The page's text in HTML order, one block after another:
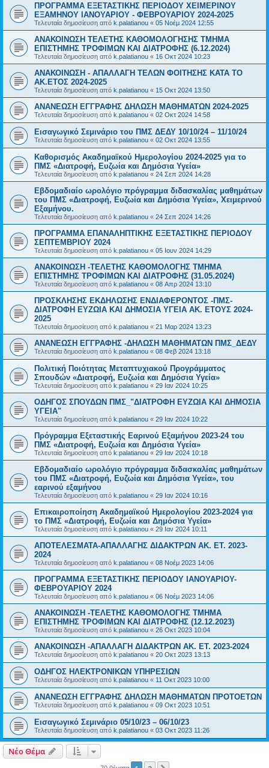
ΠΡΟΓΡΑΜΜΑ ΕΞΕΤΑΣΤΙΚΗΣ ΠΕΡΙΟΔΟΥ ΧΕΙΜΕΡΙΝΟΥ
ΕΞΑΜΗΝΟΥ ΙΑΝΟΥΑΡΙΟΥ - ΦΕΒΡΟΥΑΡΙΟΥ 2024-2025
Τελευταία δημοσίευση από k.palatianou « 05 Νοέμ 2024 12:55
ΑΝΑΚΟΙΝΩΣΗ ΤΕΛΕΤΗΣ ΚΑΘΟΜΟΛΟΓΗΣΗΣ ΤΜΗΜΑ
ΕΠΙΣΤΗΜΗΣ ΤΡΟΦΙΜΩΝ ΚΑΙ ΔΙΑΤΡΟΦΗΣ (6.12.2024)
Τελευταία δημοσίευση από k.palatianou « 16 Οκτ 2024 10:23
ΑΝΑΚΟΙΝΩΣΗ - ΑΠΑΛΛΑΓΗ ΤΕΛΩΝ ΦΟΙΤΗΣΗΣ ΚΑΤΑ ΤΟ
ΑΚ.ΕΤΟΣ 2024-2025
Τελευταία δημοσίευση από k.palatianou « 15 Οκτ 2024 13:50
ΑΝΑΝΕΩΣΗ ΕΓΓΡΑΦΗΣ ΔΗΛΩΣΗ ΜΑΘΗΜΑΤΩΝ 2024-2025
Τελευταία δημοσίευση από k.palatianou « 02 Οκτ 2024 14:58
Εισαγωγικό Σεμινάριο του ΠΜΣ ΔΕΔΥ 10/10/24 – 11/10/24
Τελευταία δημοσίευση από k.palatianou « 02 Οκτ 2024 13:55
Καθορισμός Ακαδημαϊκού Ημερολογίου 2024-2025 για το
ΠΜΣ «Διατροφή, Ευζωία και Δημόσια Υγεία»
Τελευταία δημοσίευση από k.palatianou « 24 Σεπ 2024 14:28
Εβδομαδιαίο ωρολόγιο πρόγραμμα διδασκαλίας μαθημάτων
του ΠΜΣ «Διατροφή, Ευζωία και Δημόσια Υγεία», Χειμερινού
Εξαμήνου.
Τελευταία δημοσίευση από k.palatianou « 24 Σεπ 2024 14:26
ΠΡΟΓΡΑΜΜΑ ΕΠΑΝΑΛΗΠΤΙΚΗΣ ΕΞΕΤΑΣΤΙΚΗΣ ΠΕΡΙΟΔΟΥ
ΣΕΠΤΕΜΒΡΙΟΥ 2024
Τελευταία δημοσίευση από k.palatianou « 05 Ιουν 2024 14:29
ΑΝΑΚΟΙΝΩΣΗ -ΤΕΛΕΤΗΣ ΚΑΘΟΜΟΛΟΓΗΣ ΤΜΗΜΑ
ΕΠΙΣΤΗΜΗΣ ΤΡΟΦΙΜΩΝ ΚΑΙ ΔΙΑΤΡΟΦΗΣ (31.05.2024)
Τελευταία δημοσίευση από k.palatianou « 08 Απρ 2024 13:10
ΠΡΟΣΚΛΗΣΗΣ ΕΚΔΗΛΩΣΗΣ ΕΝΔΙΑΦΕΡΟΝΤΟΣ -ΠΜΣ-
ΔΙΑΤΡΟΦΗ ΕΥΖΩΙΑ ΚΑΙ ΔΗΜΟΣΙΑ ΥΓΕΙΑ AK. ETOYΣ 2024-
2025
Τελευταία δημοσίευση από k.palatianou « 21 Μαρ 2024 13:23
ΑΝΑΝΕΩΣΗ ΕΓΓΡΑΦΗΣ -ΔΗΛΩΣΗ ΜΑΘΗΜΑΤΩΝ ΠΜΣ_ΔΕΔΥ
Τελευταία δημοσίευση από k.palatianou « 08 Φεβ 2024 13:18
Πολιτική Ποιότητας Μεταπτυχιακού Προγράμματος
Σπουδών «Διατροφή, Ευζωία και Δημόσια Υγεία»
Τελευταία δημοσίευση από k.palatianou « 29 Ιαν 2024 10:25
ΟΔΗΓΟΣ ΣΠΟΥΔΩΝ ΠΜΣ_"ΔΙΑΤΡΟΦΗ ΕΥΖΩΙΑ ΚΑΙ ΔΗΜΟΣΙΑ
ΥΓΕΙΑ"
Τελευταία δημοσίευση από k.palatianou « 29 Ιαν 2024 10:22
Πρόγραμμα Εξεταστικής Εαρινού Εξαμήνου 2023-24 του
ΠΜΣ «Διατροφή, Ευζωία και Δημόσια Υγεία»
Τελευταία δημοσίευση από k.palatianou « 29 Ιαν 2024 10:18
Εβδομαδιαίο ωρολόγιο πρόγραμμα διδασκαλίας μαθημάτων
του ΠΜΣ «Διατροφή, Ευζωία και Δημόσια Υγεία», του
εαρινού εξαμήνου
Τελευταία δημοσίευση από k.palatianou « 29 Ιαν 2024 10:16
Επικαιροποίηση Ακαδημαϊκού Ημερολογίου 2023-2024 για
το ΠΜΣ «Διατροφή, Ευζωία και Δημόσια Υγεία»
Τελευταία δημοσίευση από k.palatianou « 29 Ιαν 2024 10:11
ΑΠΟΤΕΛΕΣΜΑΤΑ-ΑΠΑΛΛΑΓΗΣ ΔΙΔΑΚΤΡΩΝ ΑΚ. ΕΤ. 2023-
2024
Τελευταία δημοσίευση από k.palatianou « 08 Νοέμ 2023 14:06
ΠΡΟΓΡΑΜΜΑ ΕΞΕΤΑΣΤΙΚΗΣ ΠΕΡΙΟΔΟΥ ΙΑΝΟΥΑΡΙΟΥ-
ΦΕΒΡΟΥΑΡΙΟΥ 2024
Τελευταία δημοσίευση από k.palatianou « 06 Νοέμ 2023 14:06
ΑΝΑΚΟΙΝΩΣΗ -ΤΕΛΕΤΗΣ ΚΑΘΟΜΟΛΟΓΗΣ ΤΜΗΜΑ
ΕΠΙΣΤΗΜΗΣ ΤΡΟΦΙΜΩΝ ΚΑΙ ΔΙΑΤΡΟΦΗΣ (12.12.2023)
Τελευταία δημοσίευση από k.palatianou « 26 Οκτ 2023 10:04
ΑΝΑΚΟΙΝΩΣΗ -ΑΠΑΛΛΑΓΗ ΔΙΔΑΚΤΡΩΝ ΑΚ. ΕΤ. 2023-2024
Τελευταία δημοσίευση από k.palatianou « 20 Οκτ 2023 13:13
ΟΔΗΓΟΣ ΗΛΕΚΤΡΟΝΙΚΩΝ ΥΠΗΡΕΣΙΩΝ
Τελευταία δημοσίευση από k.palatianou « 11 Οκτ 2023 10:00
ΑΝΑΝΕΩΣΗ ΕΓΓΡΑΦΗΣ ΔΗΛΩΣΗ ΜΑΘΗΜΑΤΩΝ ΠΡΟΤΟΕΤΩΝ
Τελευταία δημοσίευση από k.palatianou « 09 Οκτ 2023 10:51
Εισαγωγικό Σεμινάριο 05/10/23 – 06/10/23
Τελευταία δημοσίευση από k.palatianou « 03 Οκτ 2023 11:26
Νέο Θέμα